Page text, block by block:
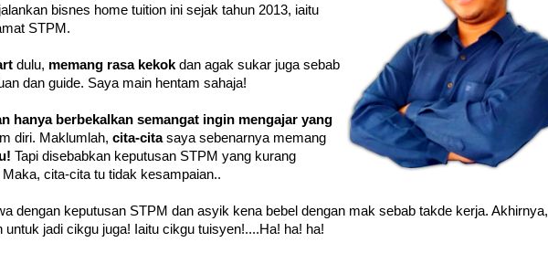
bisnes home tuition ini sejak tahun 2013, iaitu
STPM.
dulu, memang rasa kekok dan agak sukar juga sebab
dan guide. Saya main hentam sahaja!
hanya berbekalkan semangat ingin mengajar yang
diri. Maklumlah, cita-citasaya sebenarnya memang
Tapi disebabkan keputusan STPM yang kurang
cita-cita tu tidak kesampaian..
dengan keputusan STPM dan asyik kena bebel dengan mak sebab takde kerja. Akhirnya,
jadi cikgu juga! Iaitu cikgu tuisyen!....Ha! ha! ha!